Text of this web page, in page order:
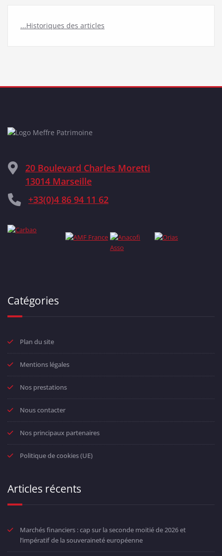
...Historiques des articles
20 Boulevard Charles Moretti
13014 Marseille
+33(0)4 86 94 11 62
Catégories
Plan du site
Mentions légales
Nos prestations
Nous contacter
Nos principaux partenaires
Politique de cookies (UE)
Articles récents
Marchés financiers : cap sur la seconde moitié de 2026 et
l’impératif de la souveraineté européenne